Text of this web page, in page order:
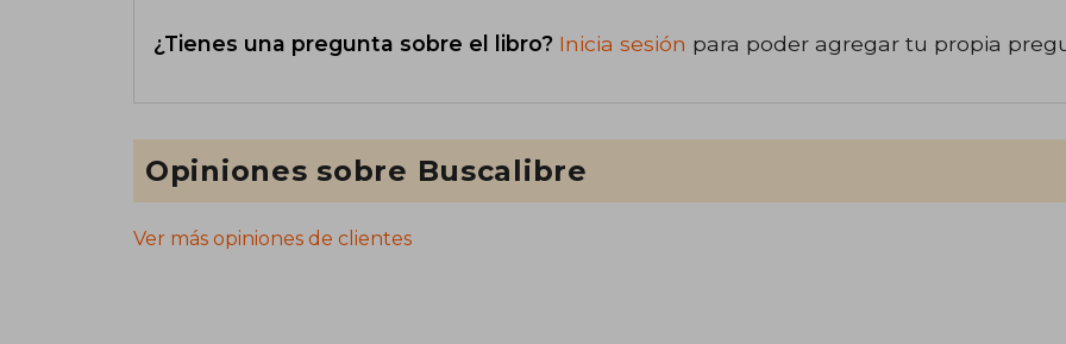
¿Tienes una pregunta sobre el libro? Inicia sesión para poder agregar tu propia
Opiniones sobre Buscalibre
Ver más opiniones de clientes